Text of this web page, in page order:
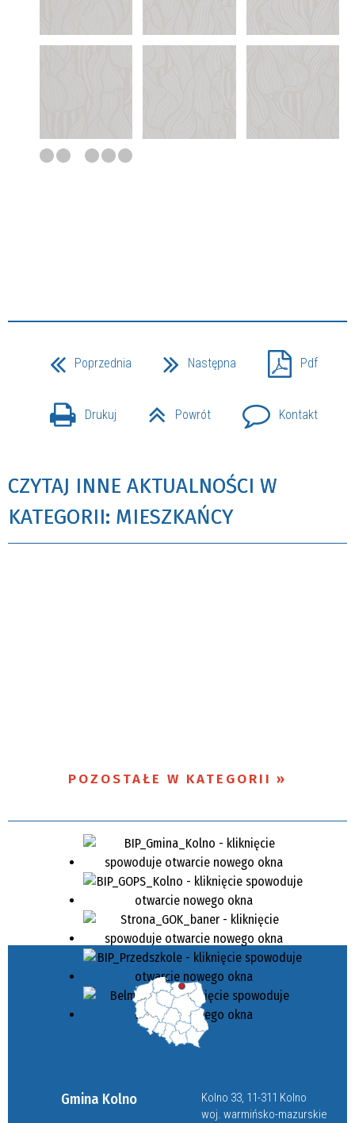
Poprzednia Następna Pdf
Drukuj Powrót Kontakt
CZYTAJ INNE AKTUALNOŚCI W
KATEGORII: MIESZKAŃCY
POZOSTAŁE W KATEGORII
Gmina Kolno
Kolno 33, 11-311 Kolno
woj. warmińsko-mazurskie